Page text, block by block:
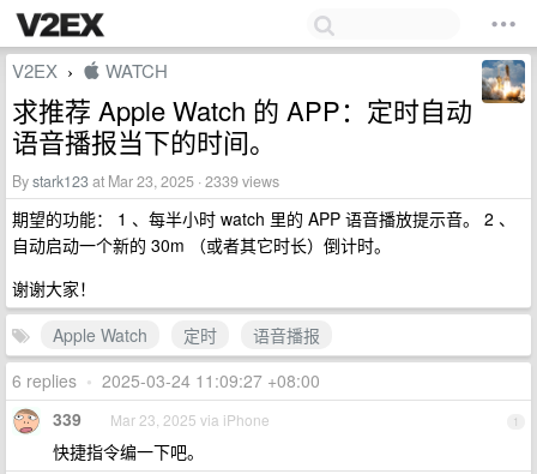
V2EX ›  WATCH
求推荐 Apple Watch 的 APP：定时自动
语音播报当下的时间。
Bystark123at Mar 23, 2025 · 2339 views
期望的功能： 1 、每半小时 watch 里的 APP 语音播放提示音。 2 、
自动启动一个新的 30m （或者其它时长）倒计时。
谢谢大家！
Apple Watch
定时
语音播报
6 replies • 2025-03-24 11:09:27 +08:00
1
339 Mar 23, 2025 via iPhone
快捷指令编一下吧。